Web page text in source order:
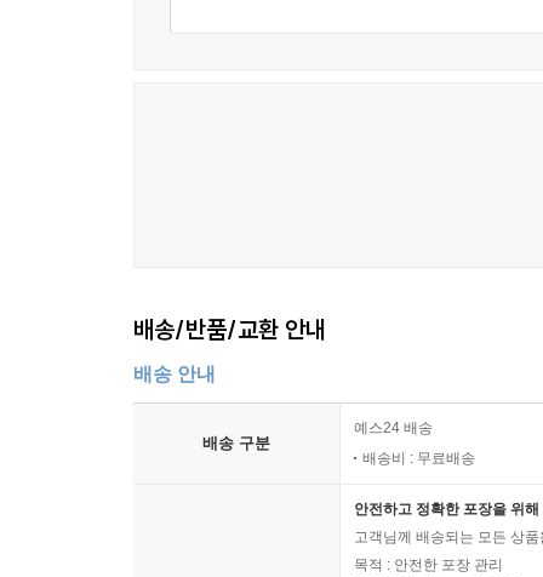
배송/반품/교환 안내
배송 안내
배송 구분
예스24 배송
배송비 : 무료배송
안전하고 정확한 포장을 위
고객님께 배송되는 모든 상
목적 : 안전한 포장 관리